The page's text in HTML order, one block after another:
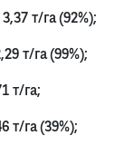
т/га (92%);
т/га (99%);
т/га;
т/га (39%);